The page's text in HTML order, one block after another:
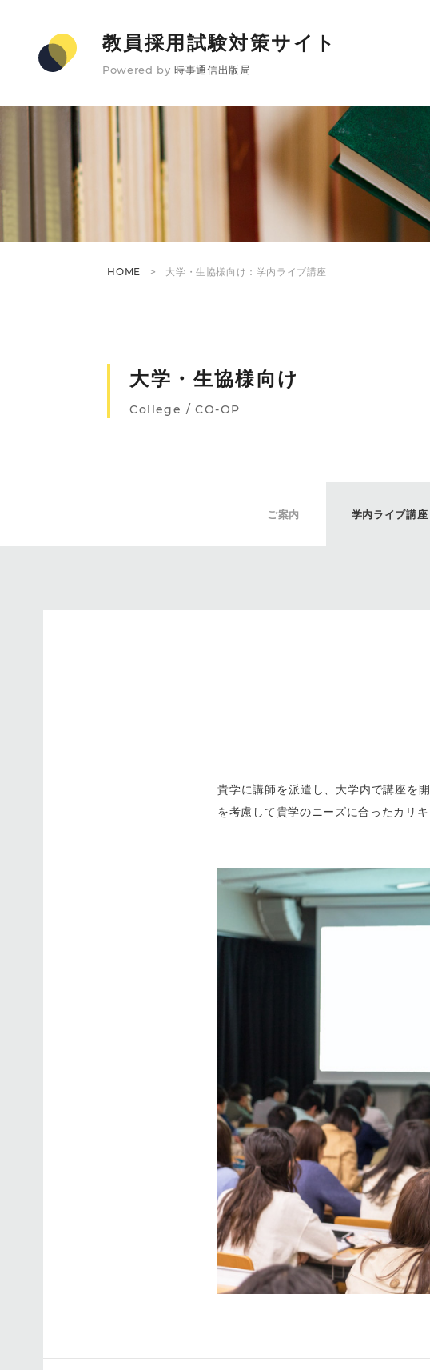
教員採用試験対策サイト
Powered by 時事通信出版局
HOME 大学・生協様向け：学内ライブ講座
大学・生協様向け
College / CO-OP
ご案内 学内ライブ講座
貴学に講師を派遣し、大学内で講座を
を考慮して貴学のニーズに合ったカリ